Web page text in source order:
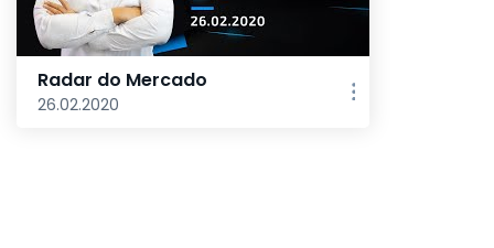
Radar do Mercado
26.02.2020